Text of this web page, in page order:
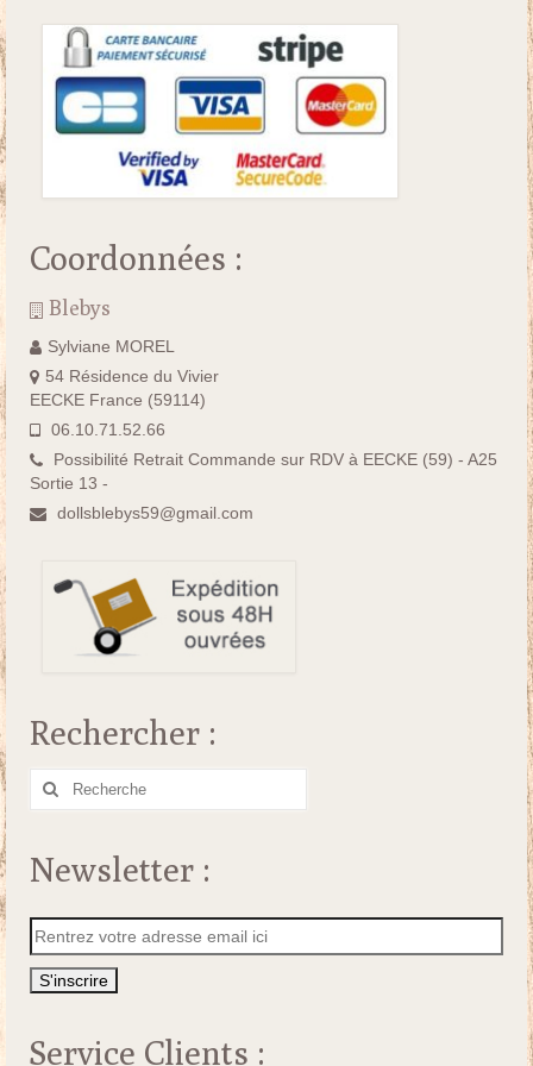
Coordonnées :
Blebys
Sylviane MOREL
54 Résidence du Vivier
EECKE France (59114)
06.10.71.52.66
Possibilité Retrait Commande sur RDV à EECKE (59) - A25
Sortie 13 -
dollsblebys59@gmail.com
Rechercher :
Rechercher
Newsletter :
Service Clients :